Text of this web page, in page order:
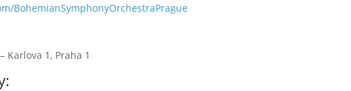
BohemianSymphonyOrchestraPrague
Karlova 1, Praha 1